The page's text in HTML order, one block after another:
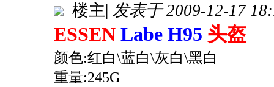
楼主| 发表于 2009-12-17
ESSEN Labe H95 头盔
颜色:红白\蓝白\灰白\黑白
重量:245G